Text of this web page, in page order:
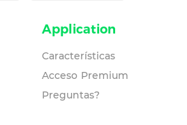
Application
Características
Acceso Premium
Preguntas?